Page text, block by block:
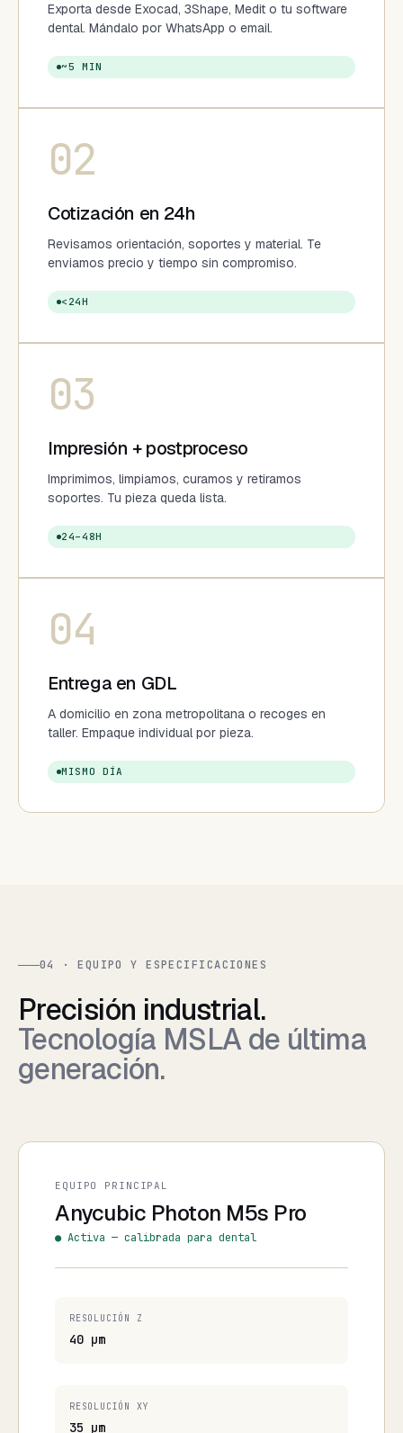
Exporta desde Exocad, 3Shape, Medit o tu software
dental. Mándalo por WhatsApp o email.
~5 MIN
02
Cotización en 24h
Revisamos orientación, soportes y material. Te
enviamos precio y tiempo sin compromiso.
<24H
03
Impresión + postproceso
Imprimimos, limpiamos, curamos y retiramos
soportes. Tu pieza queda lista.
24–48H
04
Entrega en GDL
A domicilio en zona metropolitana o recoges en
taller. Empaque individual por pieza.
MISMO DÍA
04 · EQUIPO Y ESPECIFICACIONES
Precisión industrial.
Tecnología MSLA de última
generación.
EQUIPO PRINCIPAL
Anycubic Photon M5s Pro
● Activa — calibrada para dental
RESOLUCIÓN Z
40 µm
RESOLUCIÓN XY
35 µm